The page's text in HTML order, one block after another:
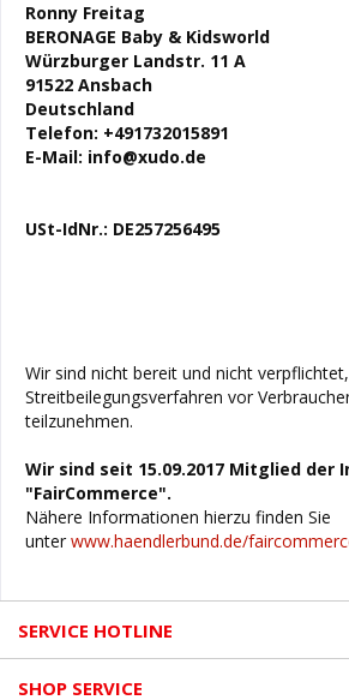
Ronny Freitag
BERONAGE Baby & Kidsworld
Würzburger Landstr. 11 A
91522 Ansbach
Deutschland
Telefon: +491732015891
E-Mail: info@xudo.de
USt-IdNr.: DE257256495
Wir sind nicht bereit und nicht
Streitbeilegungsverfahren vor
teilzunehmen.
Wir sind seit 15.09.2017 Mitglied der
"FairCommerce".
Nähere Informationen hierzu finden Sie
unter www.haendlerbund.de/
SERVICE HOTLINE
SHOP SERVICE